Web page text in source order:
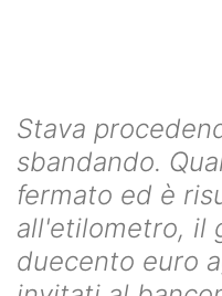
Stava
sbandando.
fermato ed è
all'etilometro, il
duecento euro